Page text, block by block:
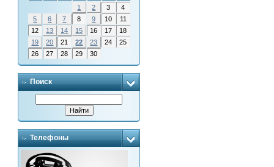
1
2 3
4
5
6 7 8 9 10
11
12
13 14 15 16 17
18
19
20 21 22 23 24
25
26
27 28 29 30
Поиск
Телефоны